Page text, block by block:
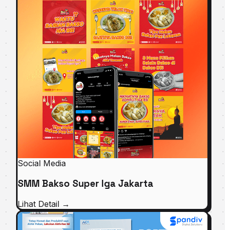
Social Media
SMM Bakso Super Iga Jakarta
Lihat Detail →